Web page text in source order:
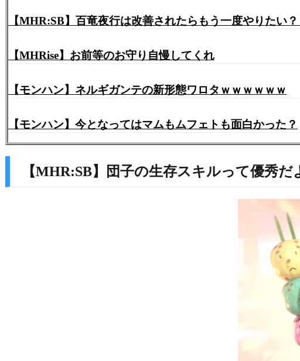
【MHR:SB】百竜夜行は改善されたらもう一度やりたい
【MHRise】お前等のお守り自慢してくれ
【モンハン】ネルギガンテの新形態ワロタｗｗｗｗｗｗ
【モンハン】今となってはマムもムフェトも面白かった？
【MHR:SB】団子の生存スキルって優秀